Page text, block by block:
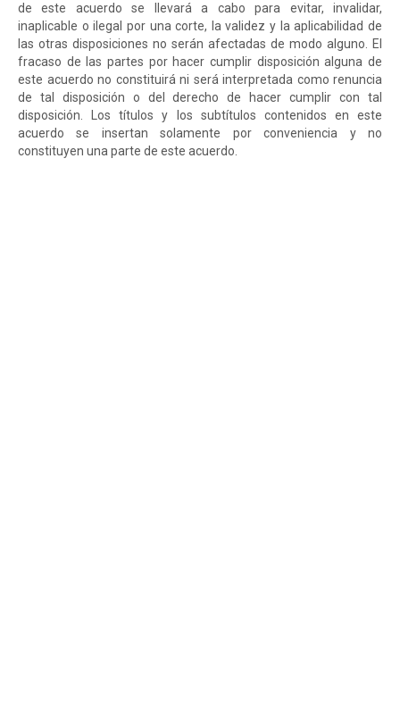
de este acuerdo se llevará a cabo para evitar, invalidar,
inaplicable o ilegal por una corte, la validez y la aplicabilidad de
las otras disposiciones no serán afectadas de modo alguno. El
fracaso de las partes por hacer cumplir disposición alguna de
este acuerdo no constituirá ni será interpretada como renuncia
de tal disposición o del derecho de hacer cumplir con tal
disposición. Los títulos y los subtítulos contenidos en este
acuerdo se insertan solamente por conveniencia y no
constituyen una parte de este acuerdo.